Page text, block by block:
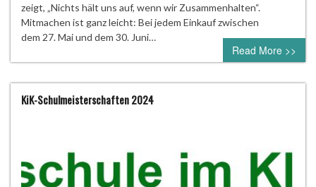
zeigt, „Nichts hält uns auf, wenn wir Zusammenhalten“.
Mitmachen ist ganz leicht: Bei jedem Einkauf zwischen
dem 27. Mai und dem 30. Juni…
Read More >>
KiK-Schulmeisterschaften 2024